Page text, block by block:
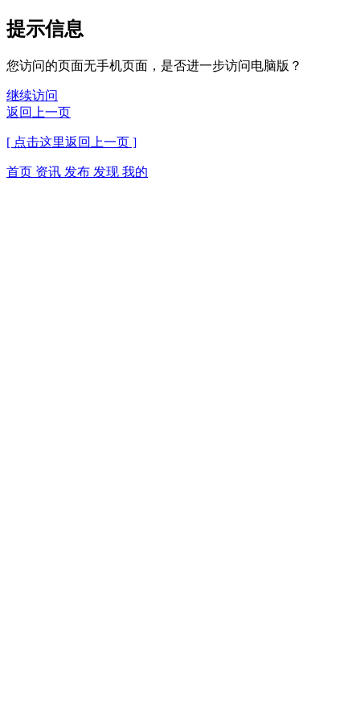
提示信息
您访问的页面无手机页面，是否进一步访问电脑版？
继续访问
返回上一页
[ 点击这里返回上一页 ]
首页 资讯 发布 发现 我的